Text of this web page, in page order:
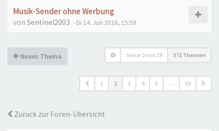
Musik-Sender ohne Werbung
von Sentinel2003 - Di 14. Jun 2016, 15:58
Neues Thema Seite 2von 19 371 Themen
1 2 3 4 5 … 19
Zurück zur Foren-Übersicht